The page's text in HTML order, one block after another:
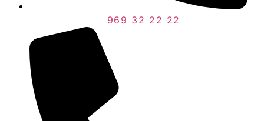
969 32 22 22